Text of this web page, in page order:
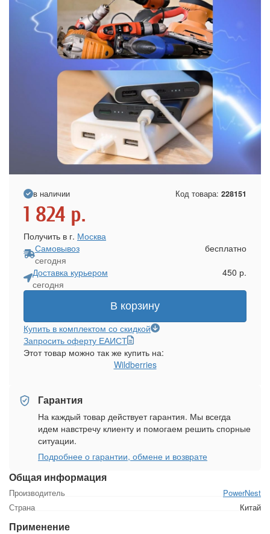
Общая информация
Производитель
PowerNest
Страна
Китай
Применение
в наличии Код товара: 228151
1 824 р.
Получить в г. Москва
Самовывоз
сегодня
бесплатно
Доставка курьером
сегодня
450 р.
В корзину
Купить в комплектом со скидкой
Запросить оферту ЕАИСТ
Этот товар можно так же купить на:
Wildberries
Гарантия
На каждый товар действует гарантия. Мы всегда
идем навстречу клиенту и помогаем решить спорные
ситуации.
Подробнее о гарантии, обмене и возврате